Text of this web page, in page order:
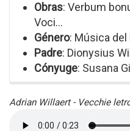
Obras: Verbum
Voci...
Género: Música
Padre: Dionysius
Cónyuge: Susana
Adrian Willaert - Vecchie